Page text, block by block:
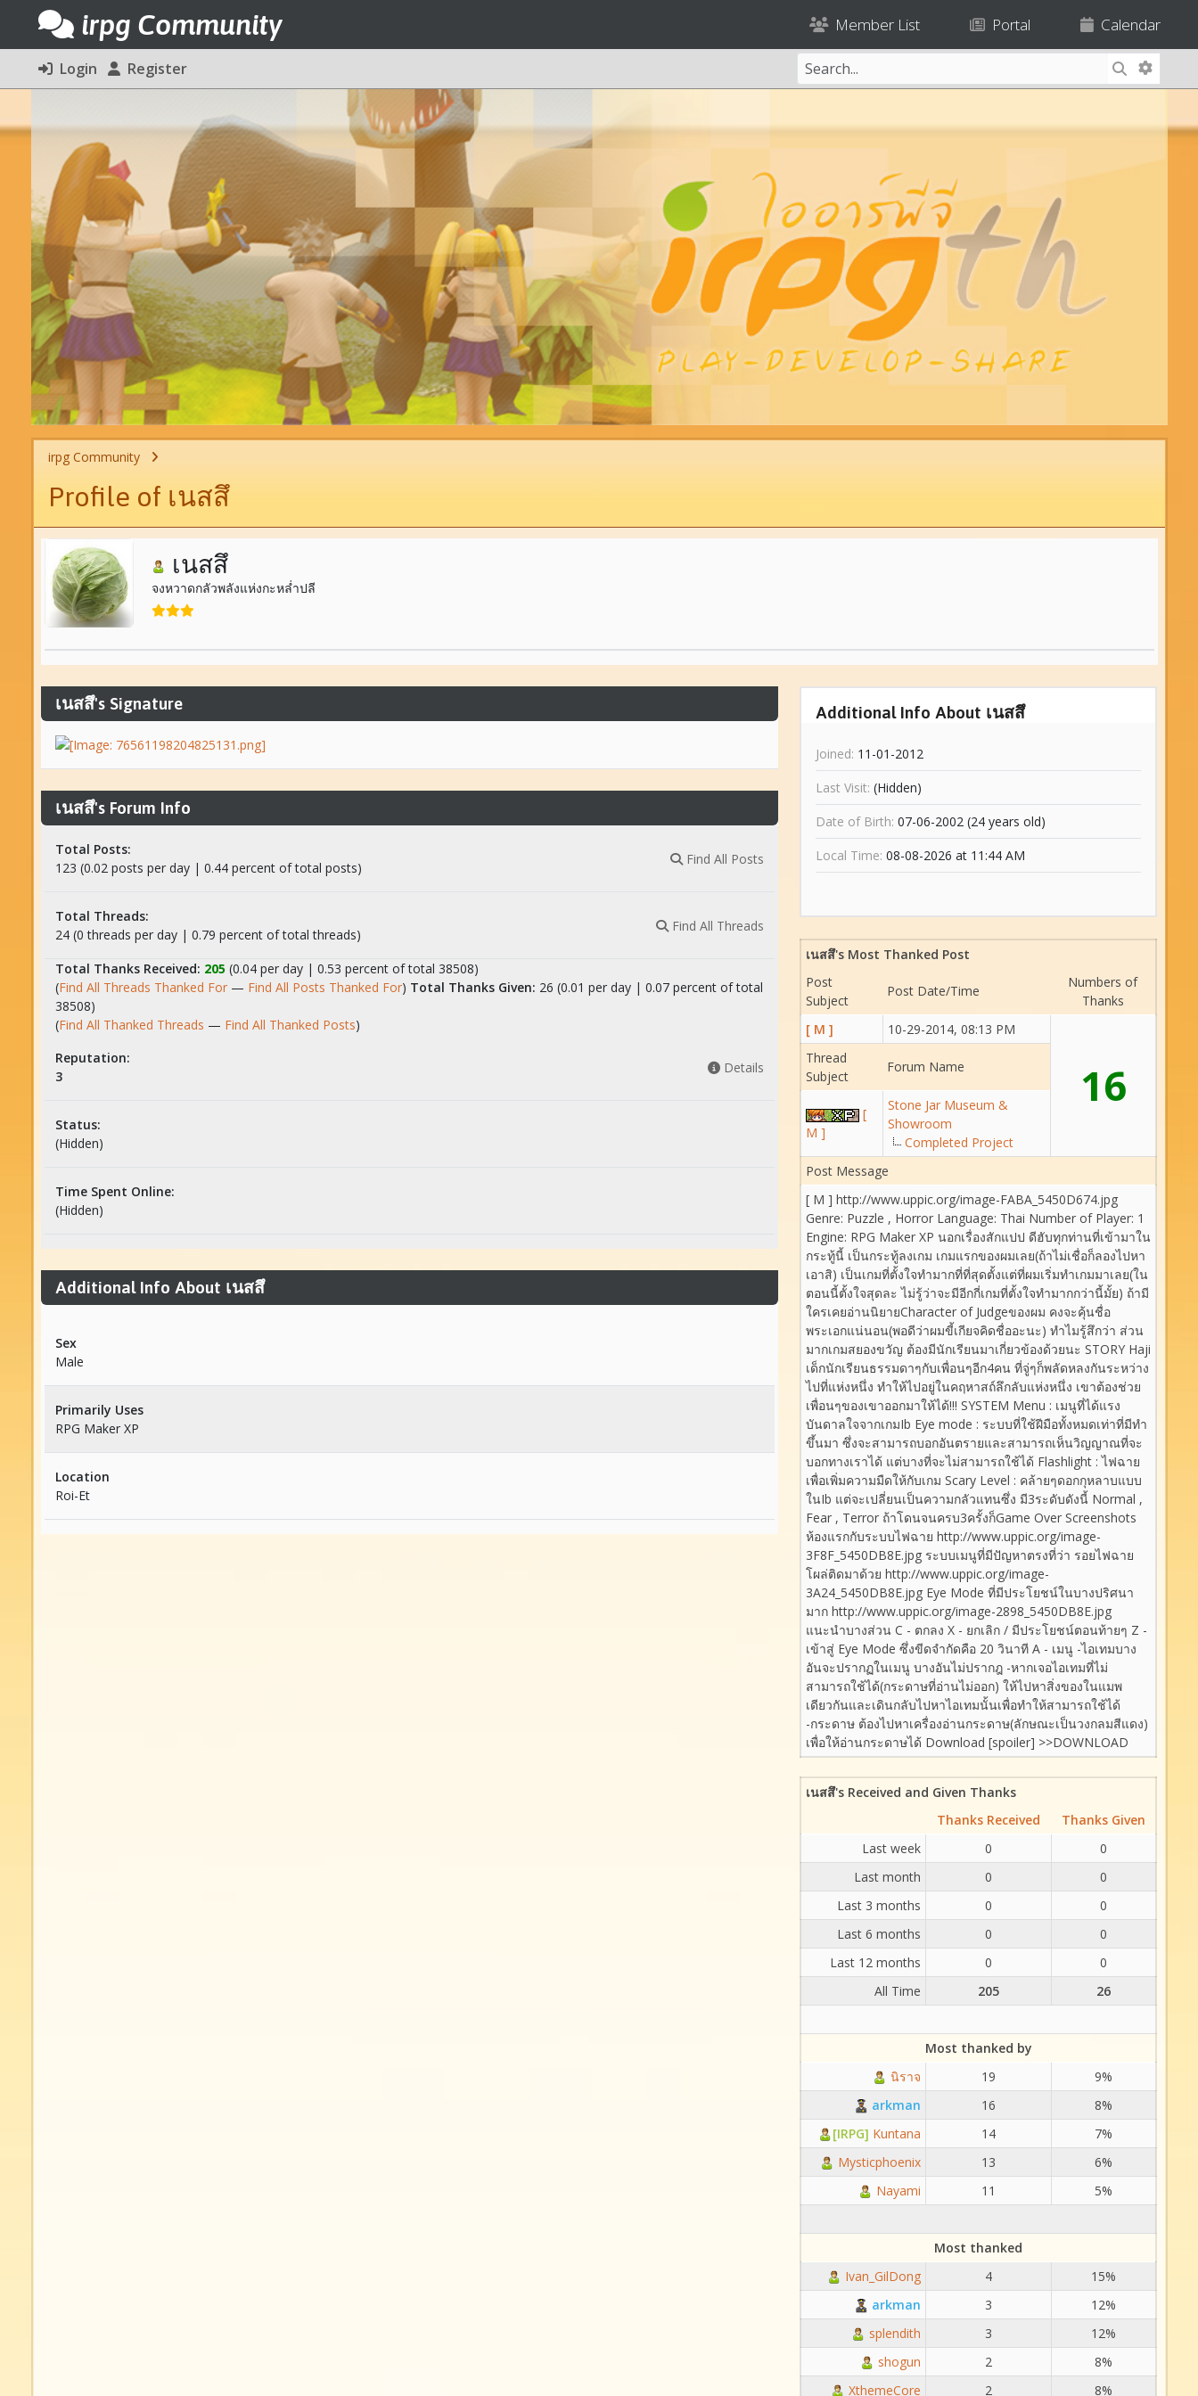
irpg Community Member List Portal Calendar
Login Register
irpg Community
Profile of เนสสึ
เนสสึ
จงหวาดกลัวพลังแห่งกะหล่ำปลี
เนสสึ's Signature
เนสสึ's Forum Info
Total Posts:
123 (0.02 posts per day | 0.44 percent of total posts)
Find All Posts
Total Threads:
24 (0 threads per day | 0.79 percent of total threads)
Find All Threads
Total Thanks Received: 205 (0.04 per day | 0.53 percent of total 38508)
(Find All Threads Thanked For— Find All Posts Thanked For) Total Thanks Given: 26 (0.01 per day | 0.07 percent of total
38508)
(Find All Thanked Threads — Find All Thanked Posts)
Reputation:
3
Details
Status:
(Hidden)
Time Spent Online:
(Hidden)
Additional Info About เนสสึ
Sex
Male
Primarily Uses
RPG Maker XP
Location
Roi-Et
Additional Info About เนสสึ
Joined: 11-01-2012
Last Visit: (Hidden)
Date of Birth: 07-06-2002 (24 years old)
Local Time: 08-08-2026 at 11:44 AM
เนสสึ's Most Thanked Post
Post
Subject
Post Date/Time
Numbers of
Thanks
[ M ]
10-29-2014, 08:13 PM
16
Thread
Subject
Forum Name
[
M ]
Stone Jar Museum &
Showroom
Completed Project
Post Message
[ M ] http://www.uppic.org/image-FABA_5450D674.jpg
Genre: Puzzle , Horror Language: Thai Number of Player: 1
Engine: RPG Maker XP นอกเรื่องสักแปป ดีฮับทุกท่านที่เข้ามาใน
กระทู้นี้ เป็นกระทู้ลงเกม เกมแรกของผมเลย(ถ้าไม่เชื่อก็ลองไปหา
เอาสิ) เป็นเกมที่ตั้งใจทำมากที่ที่สุดตั้งแต่ที่ผมเริ่มทำเกมมาเลย(ใน
ตอนนี้ตั้งใจสุดละ ไม่รู้ว่าจะมีอีกกี่เกมที่ตั้งใจทำมากกว่านี้มั้ย) ถ้ามี
ใครเคยอ่านนิยายCharacter of Judgeของผม คงจะคุ้นชื่อ
พระเอกแน่นอน(พอดีว่าผมขี้เกียจคิดชื่ออะนะ) ทำไมรู้สึกว่า ส่วน
มากเกมสยองขวัญ ต้องมีนักเรียนมาเกี่ยวข้องด้วยนะ STORY Haji
เด็กนักเรียนธรรมดาๆกับเพื่อนๆอีก4คน ที่จู่ๆก็พลัดหลงกันระหว่าง
ไปที่แห่งหนึ่ง ทำให้ไปอยู่ในคฤหาสถ์ลึกลับแห่งหนึ่ง เขาต้องช่วย
เพื่อนๆของเขาออกมาให้ได้!!! SYSTEM Menu : เมนูที่ได้แรง
บันดาลใจจากเกมIb Eye mode : ระบบที่ใช้ฝีมือทั้งหมดเท่าที่มีทำ
ขึ้นมา ซึ่งจะสามารถบอกอันตรายและสามารถเห็นวิญญาณที่จะ
บอกทางเราได้ แต่บางที่จะไม่สามารถใช้ได้ Flashlight : ไฟฉาย
เพื่อเพิ่มความมืดให้กับเกม Scary Level : คล้ายๆดอกกุหลาบแบบ
ในIb แต่จะเปลี่ยนเป็นความกลัวแทนซึ่ง มี3ระดับดังนี้ Normal ,
Fear , Terror ถ้าโดนจนครบ3ครั้งก็Game Over Screenshots
ห้องแรกกับระบบไฟฉาย http://www.uppic.org/image-
3F8F_5450DB8E.jpg ระบบเมนูที่มีปัญหาตรงที่ว่า รอยไฟฉาย
โผล่ติดมาด้วย http://www.uppic.org/image-
3A24_5450DB8E.jpg Eye Mode ที่มีประโยชน์ในบางปริศนา
มาก http://www.uppic.org/image-2898_5450DB8E.jpg
แนะนำบางส่วน C - ตกลง X - ยกเลิก / มีประโยชน์ตอนท้ายๆ Z -
เข้าสู่ Eye Mode ซึ่งขีดจำกัดคือ 20 วินาที A - เมนู -ไอเทมบาง
อันจะปรากฏในเมนู บางอันไม่ปรากฎ -หากเจอไอเทมที่ไม่
สามารถใช้ได้(กระดาษที่อ่านไม่ออก) ให้ไปหาสิ่งของในแมพ
เดียวกันและเดินกลับไปหาไอเทมนั้นเพื่อทำให้สามารถใช้ได้
-กระดาษ ต้องไปหาเครื่องอ่านกระดาษ(ลักษณะเป็นวงกลมสีแดง)
เพื่อให้อ่านกระดาษได้ Download [spoiler] >>DOWNLOAD
เนสสึ's Received and Given Thanks
Thanks Received
Thanks Given
Last week
0
0
Last month
0
0
Last 3 months
0
0
Last 6 months
0
0
Last 12 months
0
0
All Time
205 26
Most thanked by
นิราจ
19
9%
arkman
16
8%
[IRPG] Kuntana 14
7%
Mysticphoenix
13
6%
Nayami
11 5%
Most thanked
Ivan_GilDong
4
15%
arkman
3
12%
splendith
3
12%
shogun
2
8%
XthemeCore
2 8%